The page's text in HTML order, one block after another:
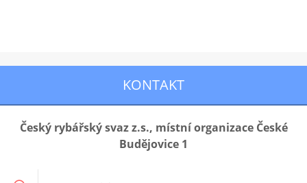
KONTAKT
Český rybářský svaz z.s., místní organizace České
Budějovice 1